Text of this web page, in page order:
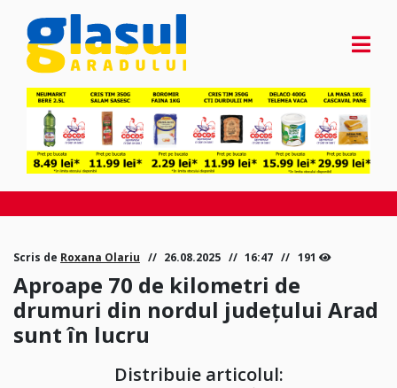
Scris de Roxana Olariu 26.08.2025 16:47 191
Aproape 70 de kilometri de
drumuri din nordul județului Arad
sunt în lucru
Distribuie articolul: